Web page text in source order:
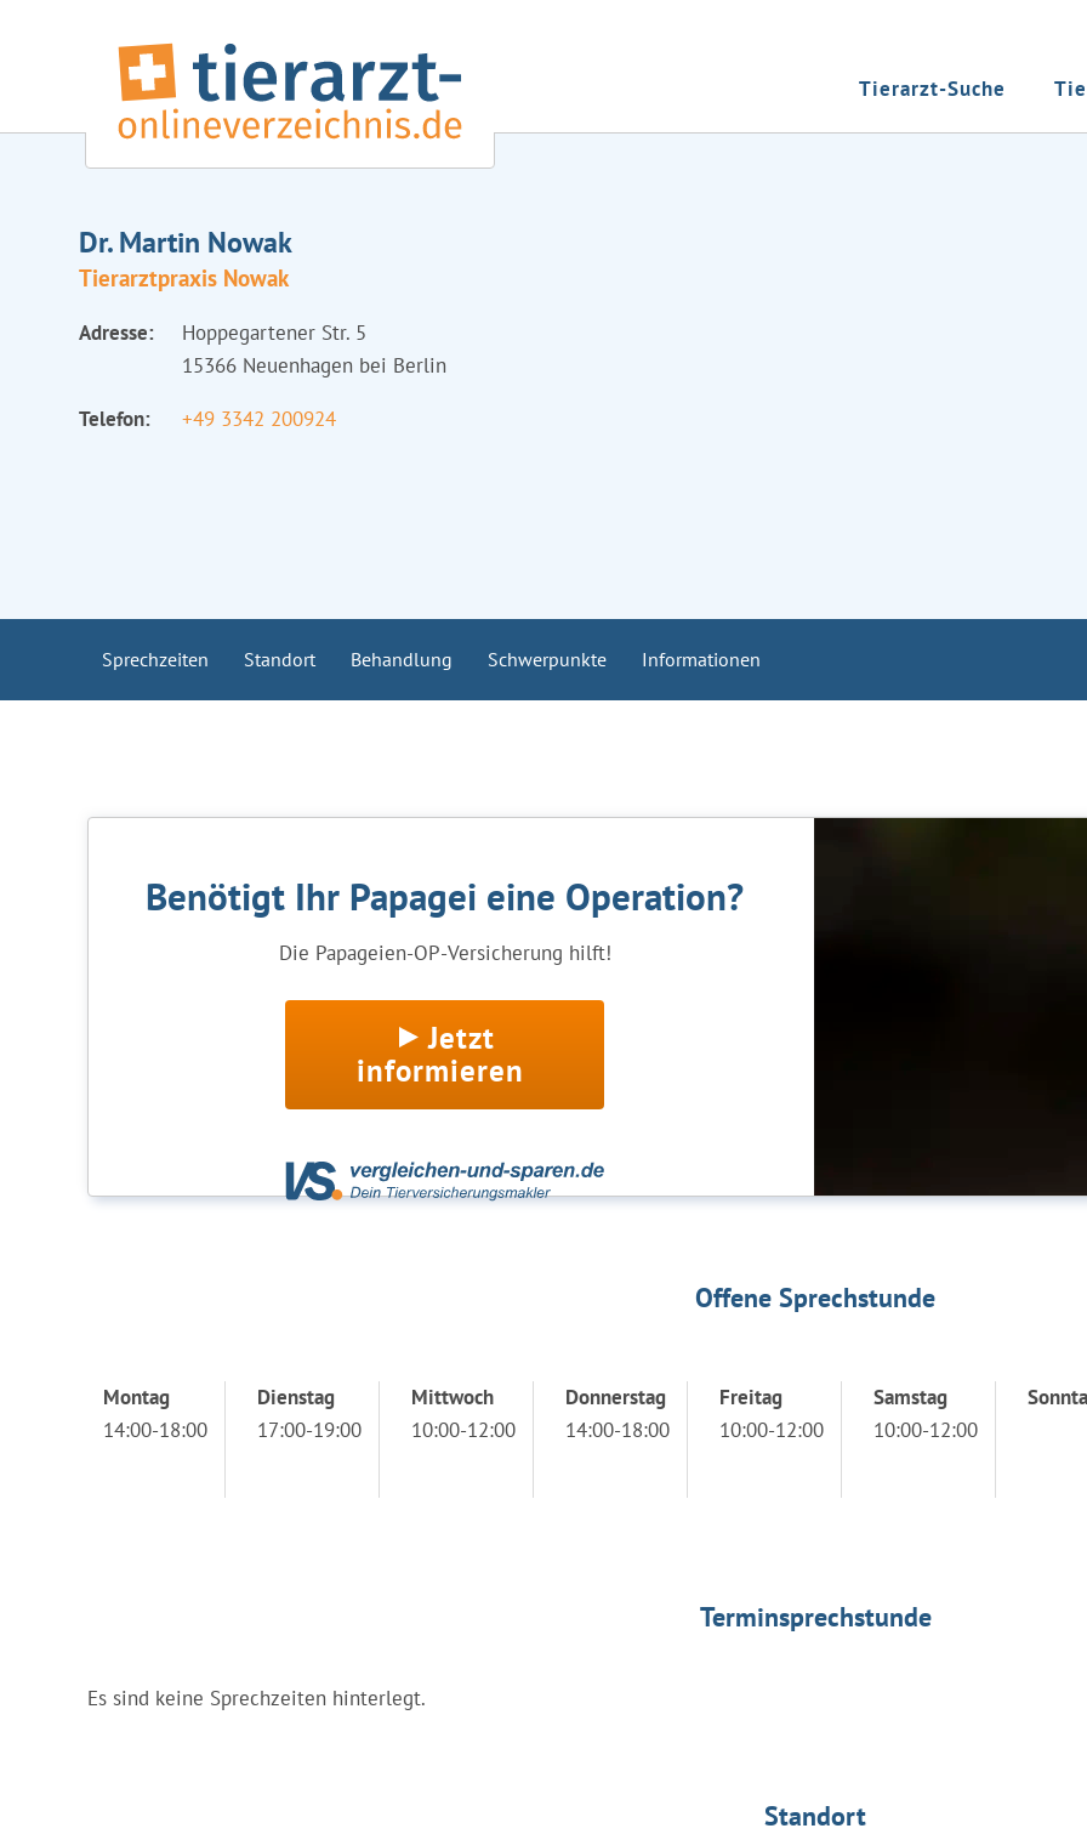
Tierarzt-Suche
Dr. Martin Nowak
Tierarztpraxis Nowak
Adresse:
Hoppegartener Str. 5
15366 Neuenhagen bei Berlin
Telefon:
+49 3342 200924
Sprechzeiten Standort Behandlung Schwerpunkte Informationen
Benötigt Ihr Papagei eine Operation?
Die Papageien-OP-Versicherung hilft!
Jetzt
informieren
Offene Sprechstunde
Montag
14:00-18:00
Dienstag
17:00-19:00
Mittwoch
10:00-12:00
Donnerstag
14:00-18:00
Freitag
10:00-12:00
Samstag
10:00-12:00
Terminsprechstunde
Es sind keine Sprechzeiten hinterlegt.
Standort